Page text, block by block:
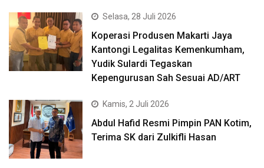
Selasa, 28 Juli 2026
Koperasi Produsen Makarti Jaya
Kantongi Legalitas Kemenkumham,
Yudik Sulardi Tegaskan
Kepengurusan Sah Sesuai AD/ART
Kamis, 2 Juli 2026
Abdul Hafid Resmi Pimpin PAN Kotim,
Terima SK dari Zulkifli Hasan